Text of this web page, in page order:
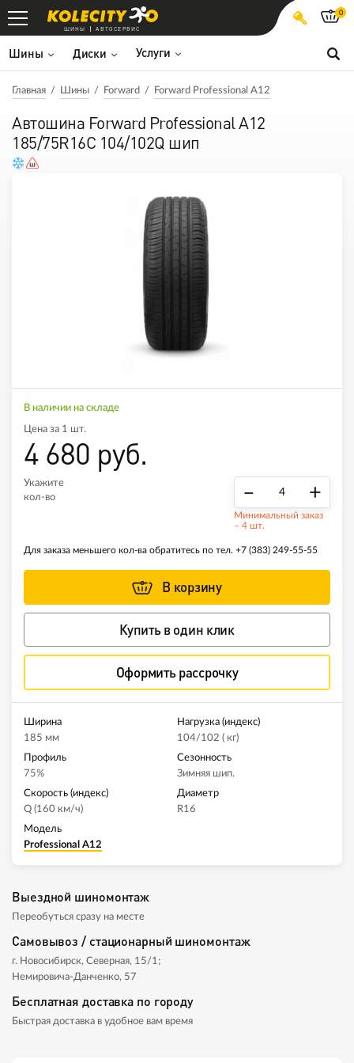
ШИНЫ АВТОСЕРВИС
Шины Диски Услуги
0
Главная Шины Forward Forward Professional A12
Автошина Forward Professional A12
185/75R16C 104/102Q шип
В наличии на складе
Цена за 1 шт.
4 680 руб.
Укажите
кол-во
– +
Минимальный заказ
– 4 шт.
Для заказа меньшего кол-ва обратитесь по тел. +7 (383) 249-55-55
В корзину
Купить в один клик
Оформить рассрочку
Ширина
185 мм
Нагрузка (индекс)
104/102 ( кг)
Профиль
75%
Сезонность
Зимняя шип.
Скорость (индекс)
Q (160 км/ч)
Диаметр
R16
Модель
Professional A12
Выездной шиномонтаж
Переобуться сразу на месте
Самовывоз / стационарный шиномонтаж
г. Новосибирск, Северная, 15/1;
Немировича-Данченко, 57
Бесплатная доставка по городу
Быстрая доставка в удобное вам время